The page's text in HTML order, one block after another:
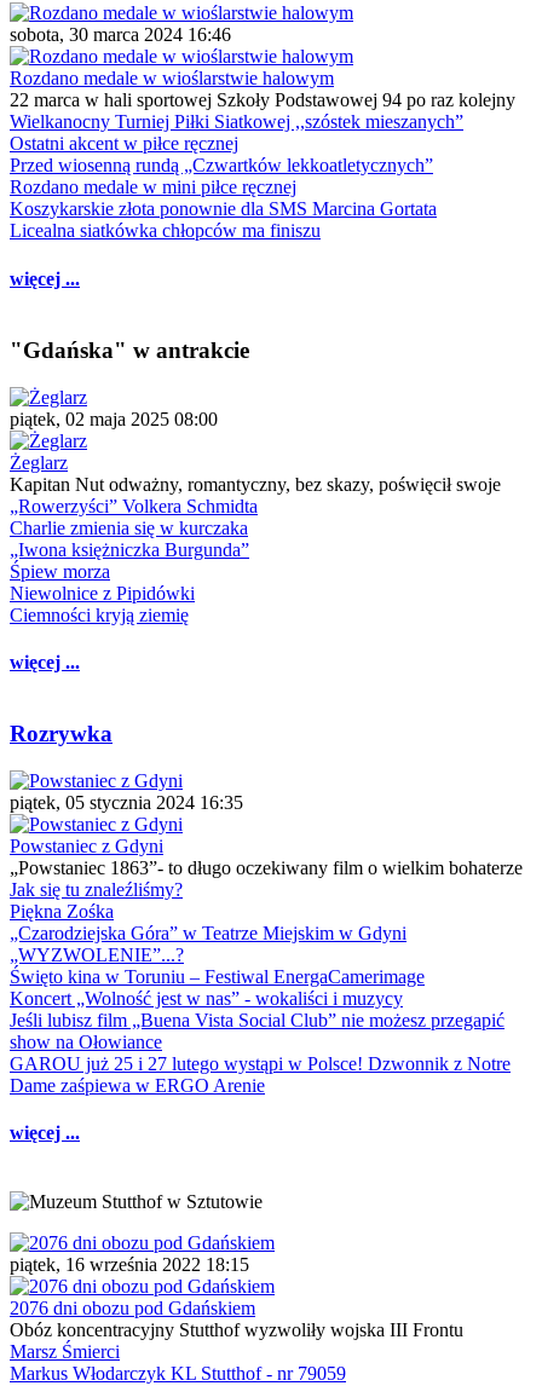
sobota, 30 marca 2024 16:46
Rozdano medale w wioślarstwie halowym
22 marca w hali sportowej Szkoły Podstawowej 94 po raz kolejny
Wielkanocny Turniej Piłki Siatkowej ,,szóstek mieszanych”
Ostatni akcent w piłce ręcznej
Przed wiosenną rundą „Czwartków lekkoatletycznych”
Rozdano medale w mini piłce ręcznej
Koszykarskie złota ponownie dla SMS Marcina Gortata
Licealna siatkówka chłopców ma finiszu
więcej ...
"Gdańska" w antrakcie
piątek, 02 maja 2025 08:00
Żeglarz
Kapitan Nut odważny, romantyczny, bez skazy, poświęcił swoje
„Rowerzyści” Volkera Schmidta
Charlie zmienia się w kurczaka
„Iwona księżniczka Burgunda”
Śpiew morza
Niewolnice z Pipidówki
Ciemności kryją ziemię
więcej ...
Rozrywka
piątek, 05 stycznia 2024 16:35
Powstaniec z Gdyni
„Powstaniec 1863”- to długo oczekiwany film o wielkim bohaterze
Jak się tu znaleźliśmy?
Piękna Zośka
„Czarodziejska Góra” w Teatrze Miejskim w Gdyni
„WYZWOLENIE”...?
Święto kina w Toruniu – Festiwal EnergaCamerimage
Koncert „Wolność jest w nas” - wokaliści i muzycy
Jeśli lubisz film „Buena Vista Social Club” nie możesz przegapić
show na Ołowiance
GAROU już 25 i 27 lutego wystąpi w Polsce! Dzwonnik z Notre
Dame zaśpiewa w ERGO Arenie
więcej ...
piątek, 16 września 2022 18:15
2076 dni obozu pod Gdańskiem
Obóz koncentracyjny Stutthof wyzwoliły wojska III Frontu
Marsz Śmierci
Markus Włodarczyk KL Stutthof - nr 79059